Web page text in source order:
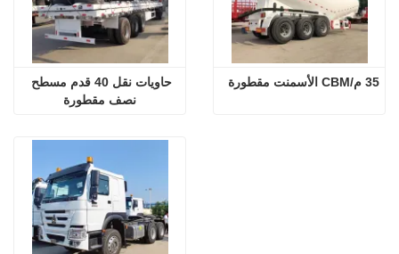
نصف مقطورة
35 م/CBM الأسمنت مقطورة